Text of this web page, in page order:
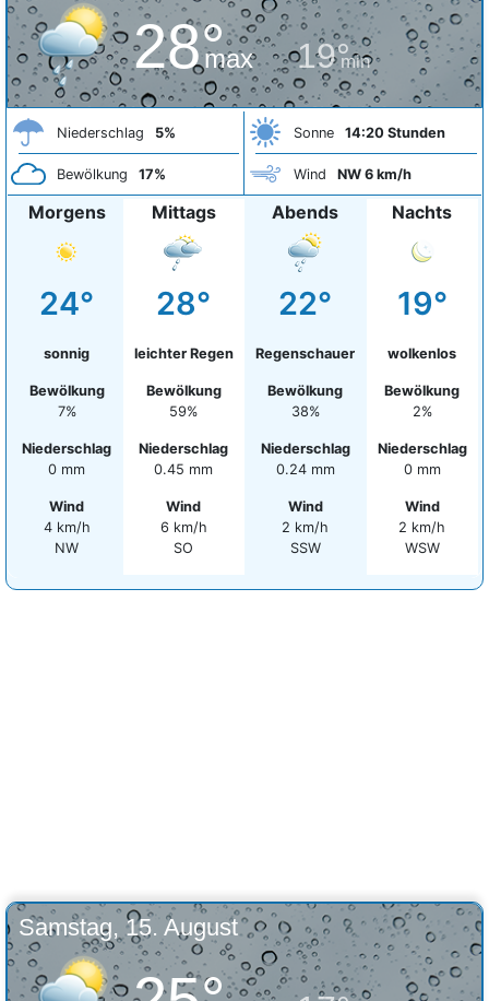
28°
max 19°
min
Niederschlag 5%
Bewölkung 17%
Sonne 14:20 Stunden
Wind NW 6 km/h
Morgens
24°
sonnig
Bewölkung
7%
Niederschlag
0 mm
Wind
4 km/h
NW
Mittags
28°
leichter Regen
Bewölkung
59%
Niederschlag
0.45 mm
Wind
6 km/h
SO
Abends
22°
Regenschauer
Bewölkung
38%
Niederschlag
0.24 mm
Wind
2 km/h
SSW
Nachts
19°
wolkenlos
Bewölkung
2%
Niederschlag
0 mm
Wind
2 km/h
WSW
Samstag, 15. August